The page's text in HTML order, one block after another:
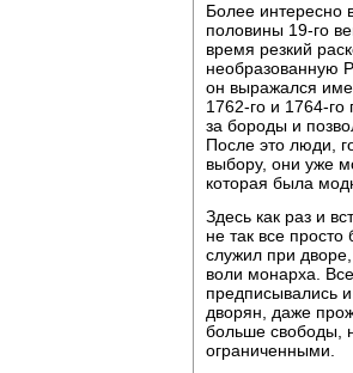
Более интересно
половины 19-го
время резкий
необразованную
он выражался
1762-го и 1764-
за бороды и
После это люди,
выбору, они уже
которая была
Здесь как раз и
не так все
служил при
воли монарха.
предписывались
дворян, даже
больше свободы,
ограниченными.